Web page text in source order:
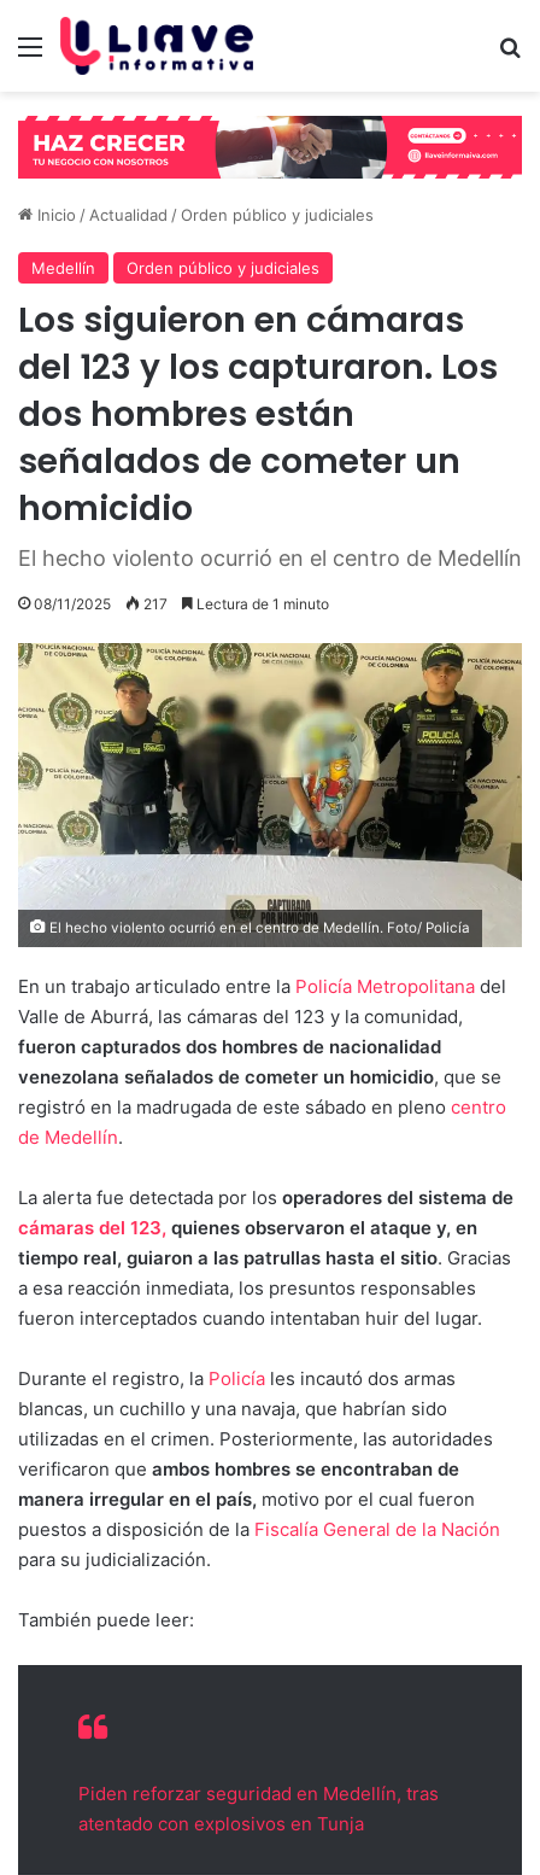
Menú
Inicio / Actualidad /Orden público y judiciales
Medellín Orden público y judiciales
Los siguieron en cámaras
del 123 y los capturaron. Los
dos hombres están
señalados de cometer un
homicidio
El hecho violento ocurrió en el centro de Medellín
08/11/2025 217 Lectura de 1 minuto
El hecho violento ocurrió en el centro de Medellín. Foto/ Policía
En un trabajo articulado entre la Policía Metropolitana del
Valle de Aburrá, las cámaras del 123 y la comunidad,
fueron capturados dos hombres de nacionalidad
venezolana señalados de cometer un homicidio, que se
registró en la madrugada de este sábado en pleno centro
de Medellín.
La alerta fue detectada por los operadores del sistema de
cámaras del 123, quienes observaron el ataque y, en
tiempo real, guiaron a las patrullas hasta el sitio. Gracias
a esa reacción inmediata, los presuntos responsables
fueron interceptados cuando intentaban huir del lugar.
Durante el registro, la Policía les incautó dos armas
blancas, un cuchillo y una navaja, que habrían sido
utilizadas en el crimen. Posteriormente, las autoridades
verificaron que ambos hombres se encontraban de
manera irregular en el país, motivo por el cual fueron
puestos a disposición de la Fiscalía General de la Nación
para su judicialización.
También puede leer:
Piden reforzar seguridad en Medellín, tras
atentado con explosivos en Tunja